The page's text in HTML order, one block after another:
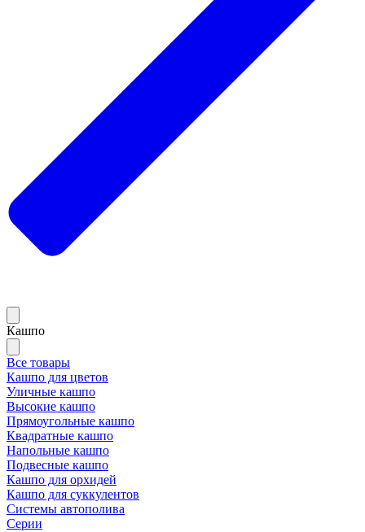
Кашпо
Все товары
Кашпо для цветов
Уличные кашпо
Высокие кашпо
Прямоугольные кашпо
Квадратные кашпо
Напольные кашпо
Подвесные кашпо
Кашпо для орхидей
Кашпо для суккулентов
Системы автополива
Серии